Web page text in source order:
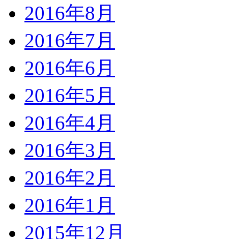
2016年8月
2016年7月
2016年6月
2016年5月
2016年4月
2016年3月
2016年2月
2016年1月
2015年12月